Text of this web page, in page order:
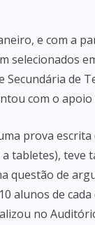
e com a
selecionados
Secundária de
com o
prova
tabletes), teve
questão de
alunos de
no